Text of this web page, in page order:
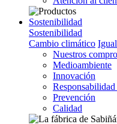
Sostenibilidad
Sostenibilidad
Cambio climático
Nuestros
Medioambiente
Innovación
Responsabilidad
Prevención
Calidad